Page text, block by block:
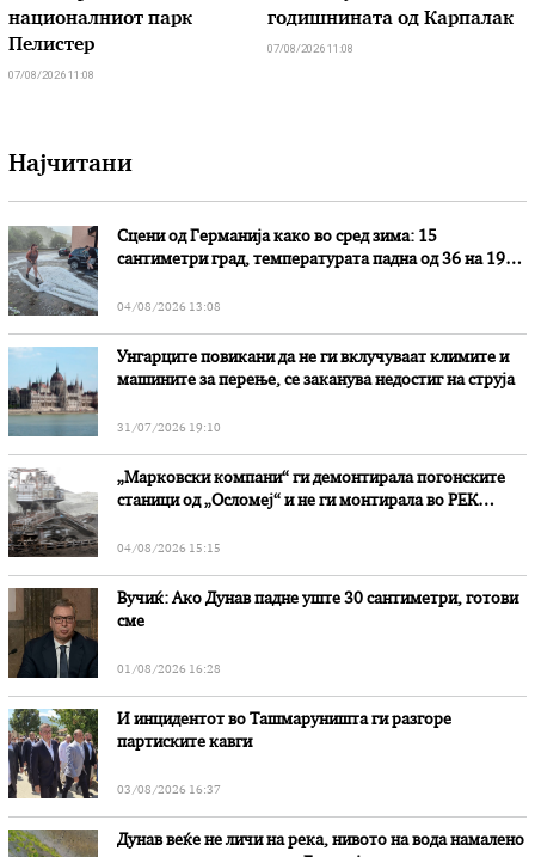
националниот парк
Пелистер
07/08/2026 11:08
годишнината од Карпалак
07/08/2026 11:08
Најчитани
Сцени од Германија како во сред зима: 15
сантиметри град, температурата падна од 36 на 19
04/08/2026 13:08
Унгарците повикани да не ги вклучуваат климите и
машините за перење, се заканува недостиг на струја
31/07/2026 19:10
„Марковски компани“ ги демонтирала погонските
станици од „Осломеј“ и не ги монтирала во РЕК
04/08/2026 15:15
Вучиќ: Ако Дунав падне уште 30 сантиметри, готови
сме
01/08/2026 16:28
И инцидентот во Ташмаруништa ги разгоре
партиските кавги
03/08/2026 16:37
Дунав веќе не личи на река, нивото на вода намалено